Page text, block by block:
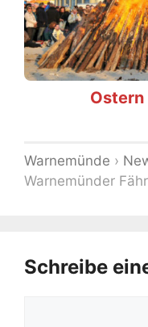
Ostern
Warnemünde ›
Warnemünder
Schreibe